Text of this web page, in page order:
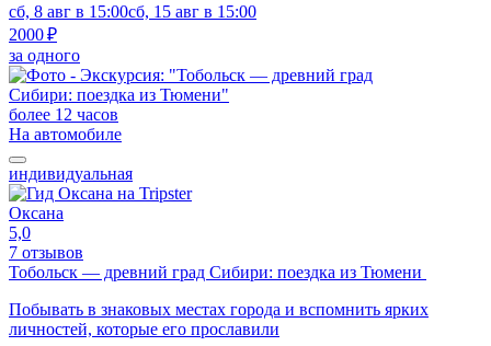
сб, 8 авг в 15:00сб, 15 авг в 15:00
2000 ₽
за одного
более 12 часов
На автомобиле
индивидуальная
Оксана
5,0
7 отзывов
Тобольск — древний град Сибири: поездка из Тюмени
Побывать в знаковых местах города и вспомнить ярких
личностей, которые его прославили